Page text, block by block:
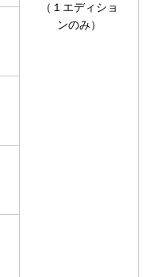
（１エディショ
ンのみ）